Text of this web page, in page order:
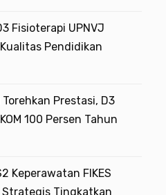
Fisioterapi UPNVJ
Pendidikan
Torehkan Prestasi, D3
100 Persen Tahun
Keperawatan FIKES
Strategis Tingkatkan